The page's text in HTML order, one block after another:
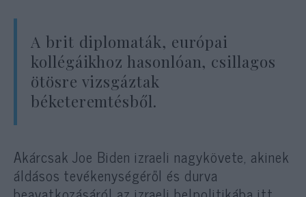
A brit diplomaták, európai
kollégáikhoz hasonlóan, csillagos
ötösre vizsgáztak
béketeremtésből.
Akárcsak Joe Biden izraeli nagykövete, akinek
áldásos tevékenységéről és durva